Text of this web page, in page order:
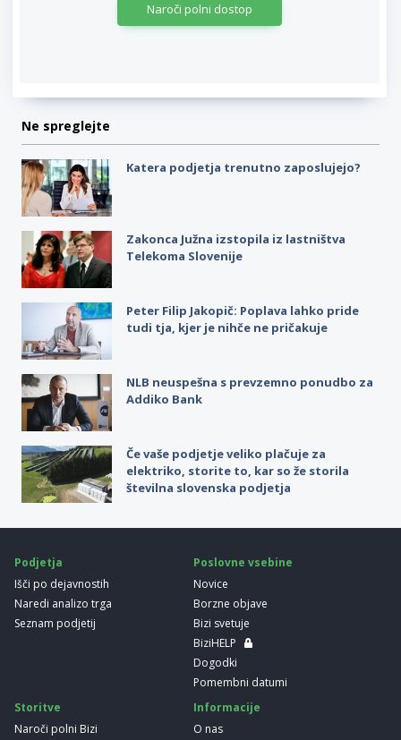
Naroči polni dostop
Ne spreglejte
Katera podjetja trenutno zaposlujejo?
Zakonca Južna izstopila iz lastništva
Telekoma Slovenije
Peter Filip Jakopič: Poplava lahko pride
tudi tja, kjer je nihče ne pričakuje
NLB neuspešna s prevzemno ponudbo za
Addiko Bank
Če vaše podjetje veliko plačuje za
elektriko, storite to, kar so že storila
številna slovenska podjetja
Podjetja
Išči po dejavnostih
Naredi analizo trga
Seznam podjetij
Poslovne vsebine
Novice
Borzne objave
Bizi svetuje
BiziHELP
Dogodki
Pomembni datumi
Storitve
Naroči polni Bizi
Informacije
O nas